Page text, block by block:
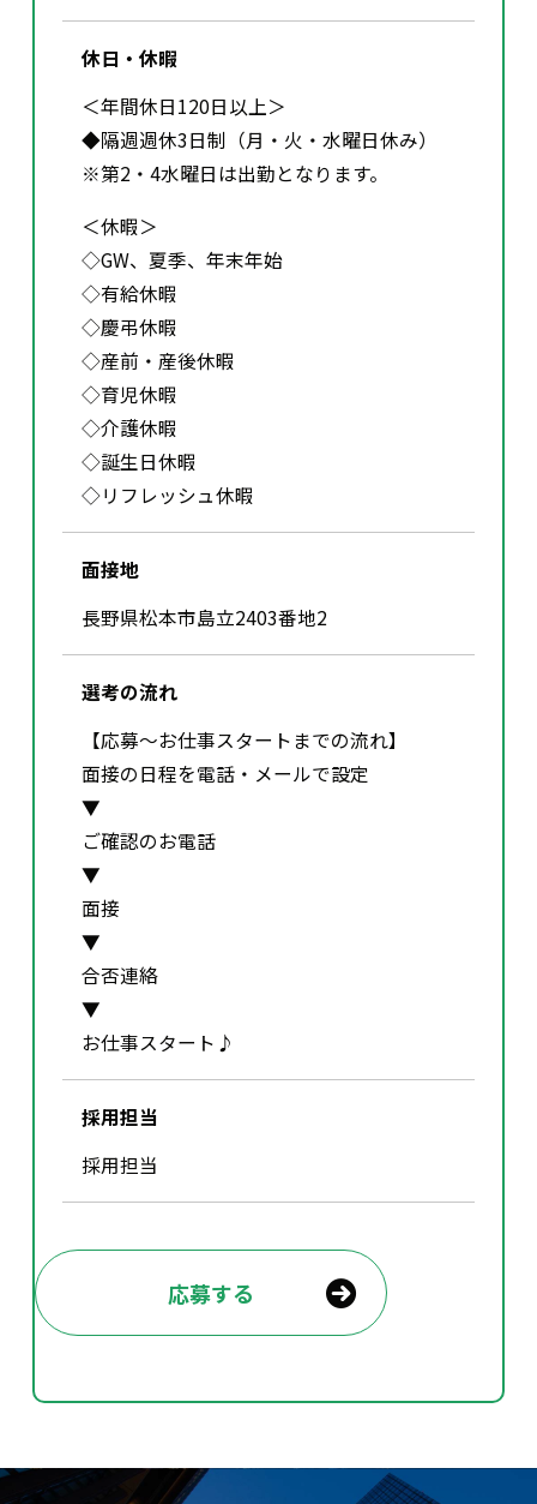
休日・休暇
＜年間休日120日以上＞
◆隔週週休3日制（月・火・水曜日休み）
※第2・4水曜日は出勤となります。
＜休暇＞
◇GW、夏季、年末年始
◇有給休暇
◇慶弔休暇
◇産前・産後休暇
◇育児休暇
◇介護休暇
◇誕生日休暇
◇リフレッシュ休暇
面接地
長野県松本市島立2403番地2
選考の流れ
【応募～お仕事スタートまでの流れ】
面接の日程を電話・メールで設定
▼
ご確認のお電話
▼
面接
▼
合否連絡
▼
お仕事スタート♪
採用担当
採用担当
応募する